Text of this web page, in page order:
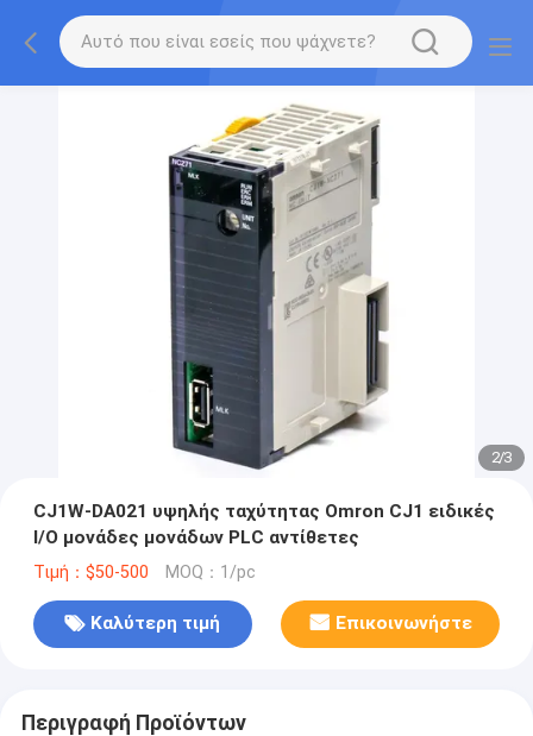
2/3
CJ1W-DA021 υψηλής ταχύτητας Omron CJ1 ειδικές
I/O μονάδες μονάδων PLC αντίθετες
Τιμή：$50-500 MOQ：1/pc
Καλύτερη τιμή Επικοινωνήστε
Περιγραφή Προϊόντων